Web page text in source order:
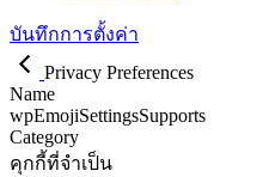
บันทึกการตั้งค่า
Privacy Preferences
Name
wpEmojiSettingsSupports
Category
คุกกี้ที่จำเป็น